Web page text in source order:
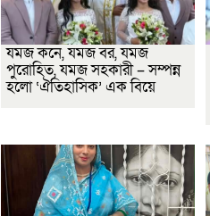
যমজ কনে, যমজ বর, যমজ
পুরোহিত, যমজ সহকারী – সম্পন্ন
হলো ‘ঐতিহাসিক’ এক বিয়ে